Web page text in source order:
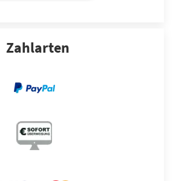
Zahlarten